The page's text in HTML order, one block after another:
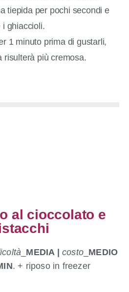
tiepida per pochi secondi e
i ghiaccioli.
1 minuto prima di gustarli,
risulterà più cremosa.
al cioccolato e
MEDIA | costo MEDIO
. + riposo in freezer